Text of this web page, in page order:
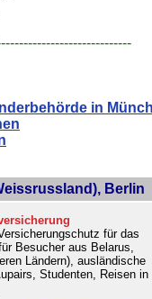
in
Berlin
für das
Besucher aus Belarus,
Ländern), ausländische
Studenten, Reisen in